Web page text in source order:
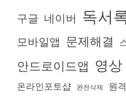
구글 네이버 독서
모바일앱 문제해결
안드로이드앱 영상
온라인포토샵 완전삭제 원